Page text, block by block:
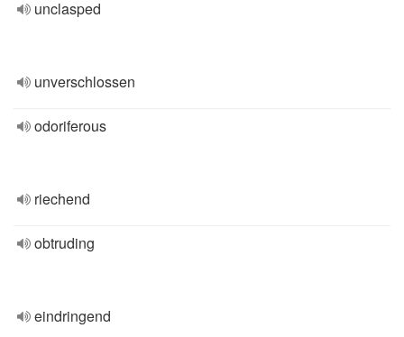
unclasped
unverschlossen
odoriferous
riechend
obtruding
eindringend